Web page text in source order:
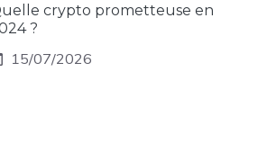
crypto prometteuse en
?
15/07/2026